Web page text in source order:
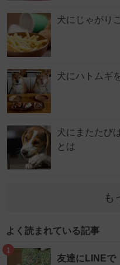
犬にじゃがり
犬にハトムギ
犬にまたたび
とは
も
よく読まれている記事
1
友達にLINEで